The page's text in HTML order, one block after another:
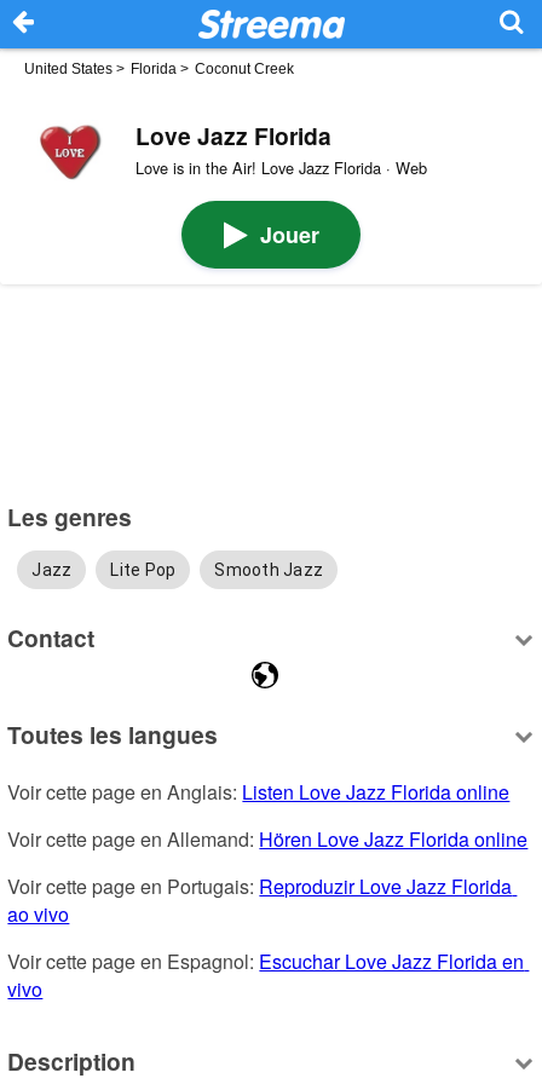
United States > Florida > Coconut Creek
Love Jazz Florida
Love is in the Air! Love Jazz Florida · Web
Jouer
Les genres
Jazz Lite Pop Smooth Jazz
Contact
Toutes les langues
Voir cette page en Anglais: Listen Love Jazz Florida online
Voir cette page en Allemand: Hören Love Jazz Florida online
Voir cette page en Portugais: Reproduzir Love Jazz Florida
ao vivo
Voir cette page en Espagnol: Escuchar Love Jazz Florida en
vivo
Description